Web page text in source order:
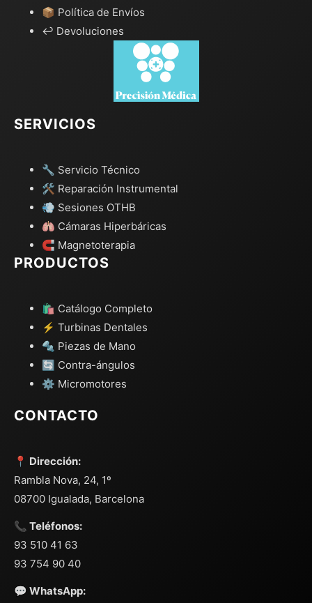
📦 Política de Envíos
↩️ Devoluciones
SERVICIOS
🔧 Servicio Técnico
🛠️ Reparación Instrumental
💨 Sesiones OTHB
🫁 Cámaras Hiperbáricas
🧲 Magnetoterapia
PRODUCTOS
🛍️ Catálogo Completo
⚡ Turbinas Dentales
🔩 Piezas de Mano
🔄 Contra-ángulos
⚙️ Micromotores
CONTACTO
📍 Dirección:
Rambla Nova, 24, 1º
08700 Igualada, Barcelona
📞 Teléfonos:
93 510 41 63
93 754 90 40
💬 WhatsApp: